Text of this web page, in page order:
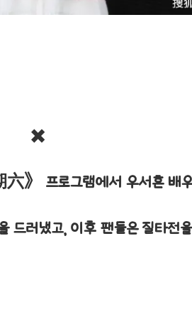
✖️
六》 프로그램에서 우서흔 배
드러냈고, 이후 팬들은 질타전